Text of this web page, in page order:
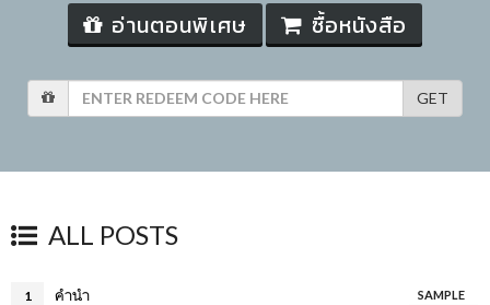
อ่านตอนพิเศษ
ซื้อหนังสือ
GET
ALL POSTS
1 คำนำ
SAMPLE